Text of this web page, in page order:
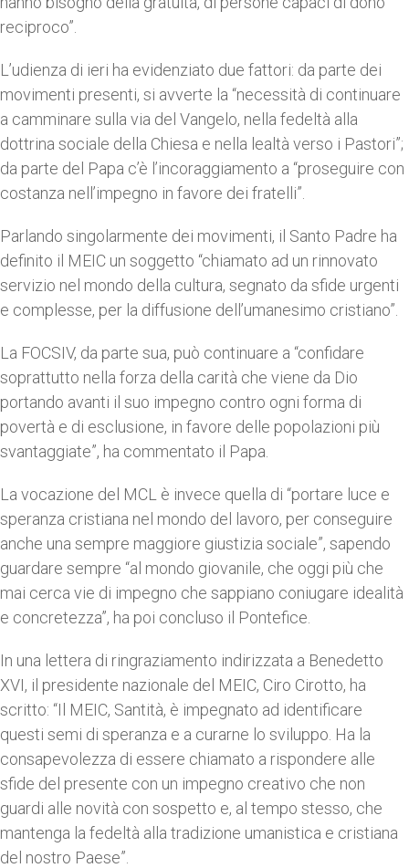
reciproco”.
L’udienza di ieri ha evidenziato due fattori: da parte dei
movimenti presenti, si avverte la “necessità di continuare
a camminare sulla via del Vangelo, nella fedeltà alla
dottrina sociale della Chiesa e nella lealtà verso i Pastori”;
da parte del Papa c’è l’incoraggiamento a “proseguire con
costanza nell’impegno in favore dei fratelli”.
Parlando singolarmente dei movimenti, il Santo Padre ha
definito il MEIC un soggetto “chiamato ad un rinnovato
servizio nel mondo della cultura, segnato da sfide urgenti
e complesse, per la diffusione dell’umanesimo cristiano”.
La FOCSIV, da parte sua, può continuare a “confidare
soprattutto nella forza della carità che viene da Dio
portando avanti il suo impegno contro ogni forma di
povertà e di esclusione, in favore delle popolazioni più
svantaggiate”, ha commentato il Papa.
La vocazione del MCL è invece quella di “portare luce e
speranza cristiana nel mondo del lavoro, per conseguire
anche una sempre maggiore giustizia sociale”, sapendo
guardare sempre “al mondo giovanile, che oggi più che
mai cerca vie di impegno che sappiano coniugare idealità
e concretezza”, ha poi concluso il Pontefice.
In una lettera di ringraziamento indirizzata a Benedetto
XVI, il presidente nazionale del MEIC, Ciro Cirotto, ha
scritto: “Il MEIC, Santità, è impegnato ad identificare
questi semi di speranza e a curarne lo sviluppo. Ha la
consapevolezza di essere chiamato a rispondere alle
sfide del presente con un impegno creativo che non
guardi alle novità con sospetto e, al tempo stesso, che
mantenga la fedeltà alla tradizione umanistica e cristiana
del nostro Paese”.